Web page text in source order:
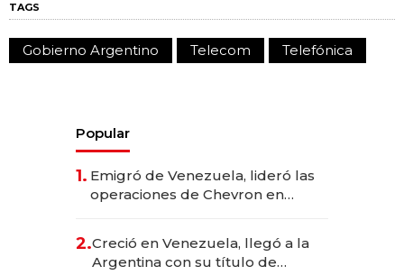
TAGS
Gobierno Argentino Telecom Telefónica
Popular
1. Emigró de Venezuela, lideró las
operaciones de Chevron en
2.Creció en Venezuela, llegó a la
Argentina con su título de